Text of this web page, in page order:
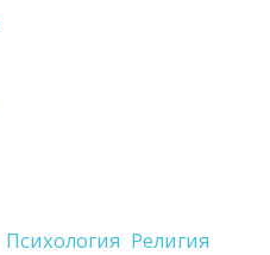
Психология Религия